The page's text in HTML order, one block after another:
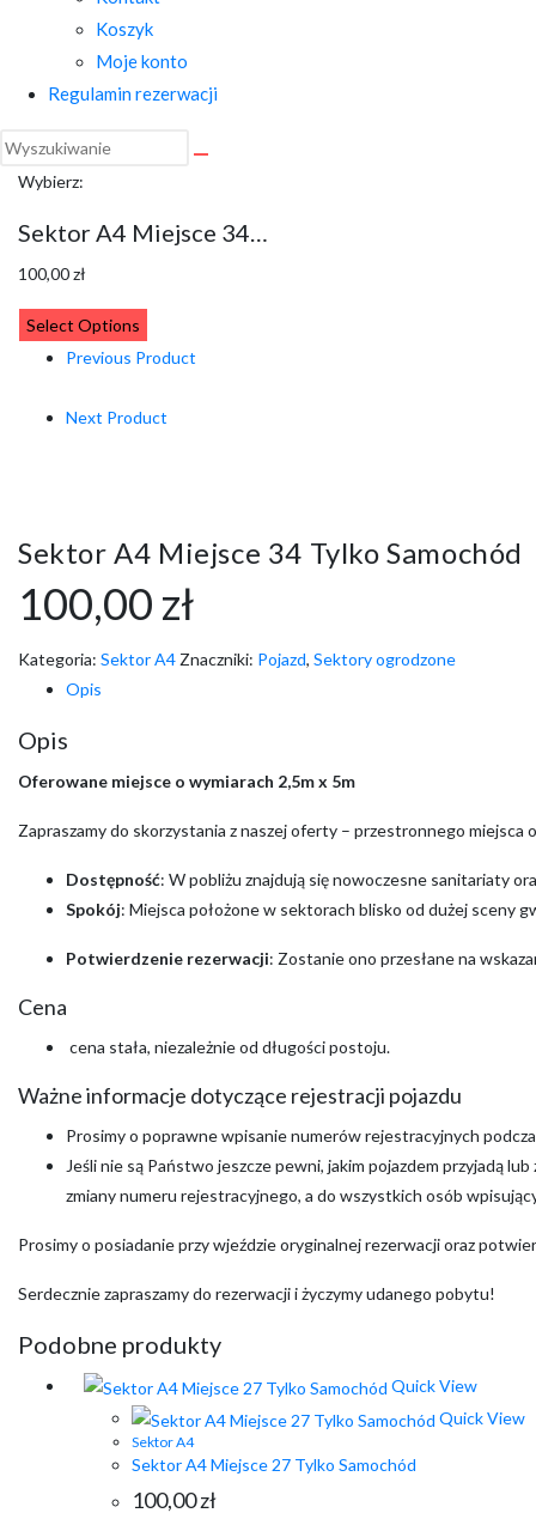
Koszyk
Moje konto
Regulamin rezerwacji
Wybierz:
Sektor A4 Miejsce 34…
100,00zł
Select Options
Previous Product
Next Product
Sektor A4 Miejsce 34 Tylko Samochód
100,00 zł
Kategoria: Sektor A4 Znaczniki: Pojazd, Sektory ogrodzone
Opis
Opis
Oferowane miejsce o wymiarach 2,5m x 5m
Zapraszamy do skorzystania z naszej oferty – przestronnego miejsca
Dostępność: W pobliżu znajdują się nowoczesne sanitariaty
Spokój: Miejsca położone w sektorach blisko od dużej sceny
Potwierdzenie rezerwacji: Zostanie ono przesłane na
Cena
cena stała, niezależnie od długości postoju.
Ważne informacje dotyczące rejestracji pojazdu
Prosimy o poprawne wpisanie numerów rejestracyjnych
Jeśli nie są Państwo jeszcze pewni, jakim pojazdem przyjadą
zmiany numeru rejestracyjnego, a do wszystkich osób
Prosimy o posiadanie przy wjeździe oryginalnej rezerwacji oraz
Serdecznie zapraszamy do rezerwacji i życzymy udanego pobytu!
Podobne produkty
Quick View
Quick View
Sektor A4
Sektor A4 Miejsce 27 Tylko Samochód
100,00zł